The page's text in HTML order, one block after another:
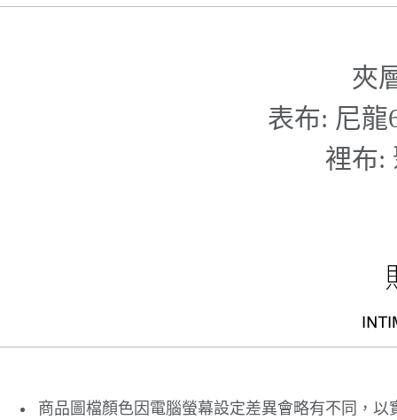
夾
表布: 尼龍
裡布:
商品圖檔顏色因電腦螢幕設定差異會略有不同，